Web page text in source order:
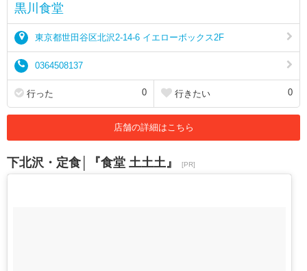
黒川食堂
東京都世田谷区北沢2-14-6 イエローボックス2F
0364508137
行った 0 行きたい 0
店舗の詳細はこちら
下北沢・定食│『食堂 土土土』 [PR]